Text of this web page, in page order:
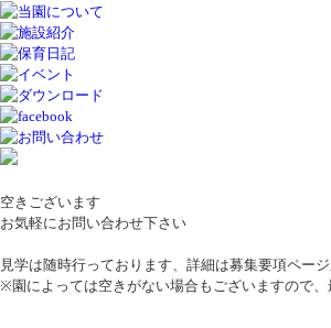
空きございます
お気軽にお問い合わせ下さい
見学は随時行っております、詳細は募集要項ペー
※園によっては空きがない場合もございますので、